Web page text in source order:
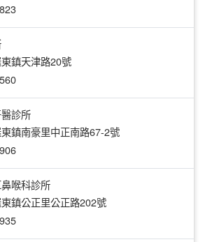
鎮天津路20號
診所
鎮南豪里中正南路67-2號
喉科診所
鎮公正里公正路202號